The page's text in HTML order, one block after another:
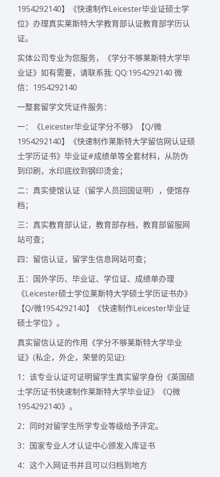
1954292140】《快速制作Leicester毕业证硕士学
位》办理真实莱斯特大学教育部认证教育部学历认
证。
实体公司专业为您服务，《学分不够莱斯特大学毕
业证》如有需要，请联系我: QQ:1954292140 微
信：1954292140
一整套留学文凭证件服务：
一：《Leicester毕业证学分不够》【Q/微
1954292140】《快速制作莱斯特大学留信网认证硕
士学历证书》毕业证#成绩单等全套材料，从防伪
到印刷，水印底纹到钢印烫金；
二：真实使馆认证（留学人员回国证明），使馆存
档；
三：真实教育部认证，教育部存档，教育部留服网
站可查；
四：留信认证，留学生信息网站可查；
五：国外学历、毕业证、学位证、成绩单办理
《Leicester硕士学位莱斯特大学硕士学历证书办》
【Q/微1954292140】《快速制作Leicester毕业证
硕士学位》。
真实留信认证的作用《学分不够莱斯特大学毕业
证》(私企，外企，荣誉的见证):
1：该专业认证可证明留学生真实留学身份《英国硕
士学历证书快速制作莱斯特大学毕业证》《Q微
1954292140》。
2：同时对留学生所学专业等级给予评定。
3：国家专业人才认证中心颁发入库证书
4：这个入网证书并且可以归档到地方